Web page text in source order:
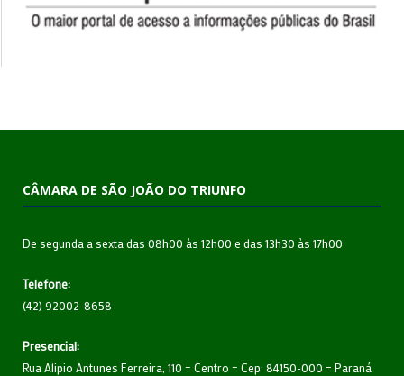
CÂMARA DE SÃO JOÃO DO TRIUNFO
De segunda a sexta das 08h00 às 12h00 e das 13h30 às 17h00
Telefone:
(42) 92002-8658
Presencial:
Rua Alipio Antunes Ferreira, 110 – Centro – Cep: 84150-000 – Paraná